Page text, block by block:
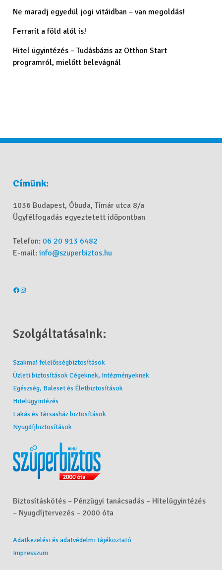
Ne maradj egyedül jogi vitáidban – van megoldás!
Ferrarit a föld alól is!
Hitel ügyintézés – Tudásbázis az Otthon Start
programról, mielőtt belevágnál
Címünk:
1036 Budapest, Óbuda, Tímár utca 8/a
Ügyfélfogadás egyeztetett időpontban
Telefon: 06 20 913 6482
E-mail:info@szuperbiztos.hu
Szolgáltatásaink:
Szakmai felelősségbiztosítások
Üzleti biztosítások Cégeknek, Intézményeknek
Egészség, Baleset és Életbiztosítások
Hitelügyintézés
Lakás és Társasház biztosítások
Nyugdíjbiztosítások
Biztosításkötés – Pénzügyi tanácsadás – Hitelügyintézés
– Nyugdíjtervezés – 2000 óta
Adatkezelési és adatvédelmi tájékoztató
Impresszum